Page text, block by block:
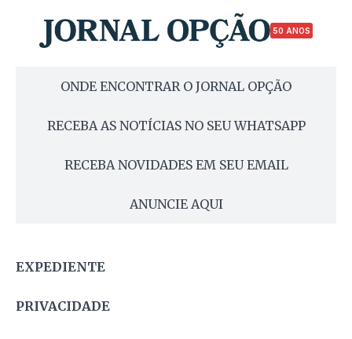
50 ANOS
ONDE ENCONTRAR O JORNAL OPÇÃO
RECEBA AS NOTÍCIAS NO SEU WHATSAPP
RECEBA NOVIDADES EM SEU EMAIL
ANUNCIE AQUI
EXPEDIENTE
PRIVACIDADE